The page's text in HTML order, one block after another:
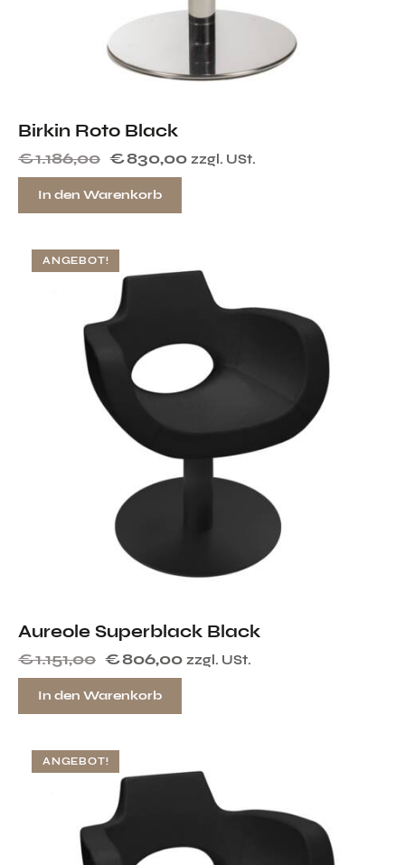
Birkin Roto Black
€1.186,00 €830,00 zzgl. USt.
In den Warenkorb
ANGEBOT!
Aureole Superblack Black
€1.151,00 €806,00 zzgl. USt.
In den Warenkorb
ANGEBOT!